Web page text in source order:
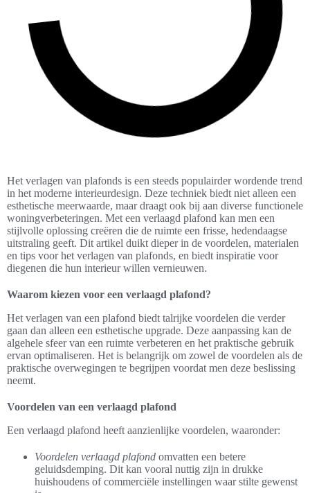
Het verlagen van plafonds is een steeds populairder wordende trend
in het moderne interieurdesign. Deze techniek biedt niet alleen een
esthetische meerwaarde, maar draagt ook bij aan diverse functionele
woningverbeteringen. Met een verlaagd plafond kan men een
stijlvolle oplossing creëren die de ruimte een frisse, hedendaagse
uitstraling geeft. Dit artikel duikt dieper in de voordelen, materialen
en tips voor het verlagen van plafonds, en biedt inspiratie voor
diegenen die hun interieur willen vernieuwen.
Waarom kiezen voor een verlaagd plafond?
Het verlagen van een plafond biedt talrijke voordelen die verder
gaan dan alleen een esthetische upgrade. Deze aanpassing kan de
algehele sfeer van een ruimte verbeteren en het praktische gebruik
ervan optimaliseren. Het is belangrijk om zowel de voordelen als de
praktische overwegingen te begrijpen voordat men deze beslissing
neemt.
Voordelen van een verlaagd plafond
Een verlaagd plafond heeft aanzienlijke voordelen, waaronder:
Voordelen verlaagd plafond omvatten een betere
geluidsdemping. Dit kan vooral nuttig zijn in drukke
huishoudens of commerciële instellingen waar stilte gewenst